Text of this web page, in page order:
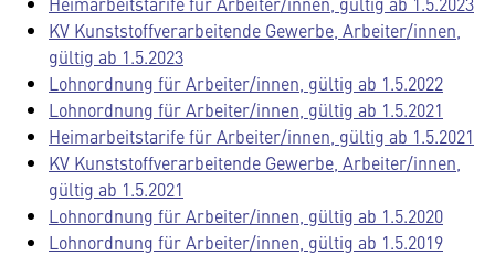
KV Kunststoffverarbeitende Gewerbe, Arbeiter/innen,
gültig ab 1.5.2023
Lohnordnung für Arbeiter/innen, gültig ab 1.5.2022
Lohnordnung für Arbeiter/innen, gültig ab 1.5.2021
Heimarbeitstarife für Arbeiter/innen, gültig ab 1.5.2021
KV Kunststoffverarbeitende Gewerbe, Arbeiter/innen,
gültig ab 1.5.2021
Lohnordnung für Arbeiter/innen, gültig ab 1.5.2020
Lohnordnung für Arbeiter/innen, gültig ab 1.5.2019